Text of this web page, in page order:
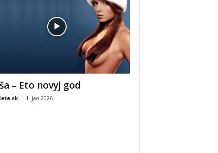
– Eto novyj god
- 1. jan 2026